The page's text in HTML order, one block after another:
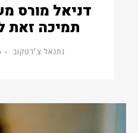
דניאל מורס
תמיכה זאת
נתנאל צ׳רטקוב 6